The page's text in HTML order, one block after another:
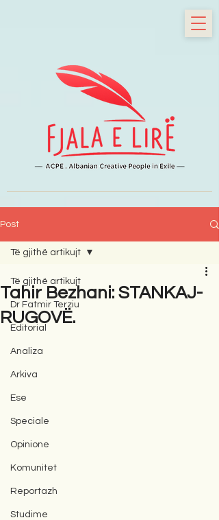
Post
Të gjithë artikujt
Dr Fatmir Terziu
Editorial
Analiza
Arkiva
Ese
Speciale
Opinione
Komunitet
Reportazh
Studime
Të gjithë artikujt
Tahir Bezhani: STANKAJ-
RUGOVË.